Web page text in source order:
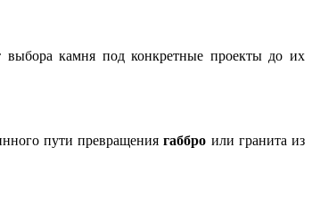
выбора камня под конкретные проекты до их
пути превращениягаббро или гранита из